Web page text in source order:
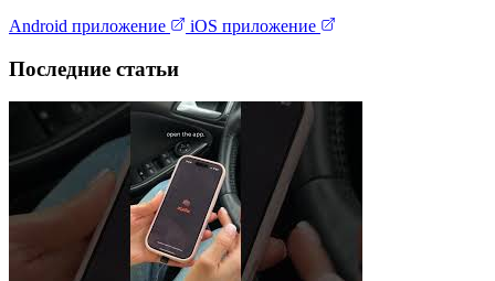
Android приложение iOS приложение
Последние статьи